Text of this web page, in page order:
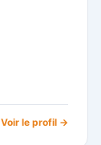
Voir le profil →